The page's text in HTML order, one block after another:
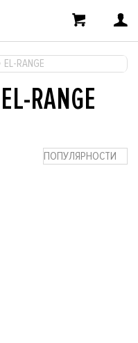
EL-RANGE
RANGE
ПОПУЛЯРНОСТИ